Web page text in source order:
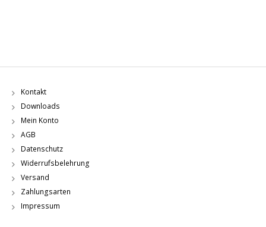
Kontakt
Downloads
Mein Konto
AGB
Datenschutz
Widerrufsbelehrung
Versand
Zahlungsarten
Impressum